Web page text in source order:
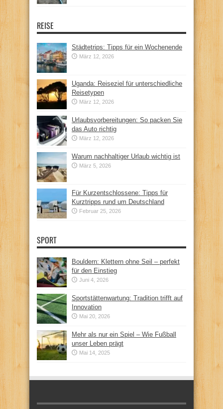
REISE
Städtetrips: Tipps für ein Wochenende
März 12, 2026
Uganda: Reiseziel für unterschiedliche
Reisetypen
März 12, 2026
Urlaubsvorbereitungen: So packen Sie
das Auto richtig
März 12, 2026
Warum nachhaltiger Urlaub wichtig ist
März 5, 2026
Für Kurzentschlossene: Tipps für
Kurztripps rund um Deutschland
Februar 25, 2026
SPORT
Bouldern: Klettern ohne Seil – perfekt
für den Einstieg
Juni 4, 2026
Sportstättenwartung: Tradition trifft auf
Innovation
Mai 20, 2026
Mehr als nur ein Spiel – Wie Fußball
unser Leben prägt
Mai 14, 2025